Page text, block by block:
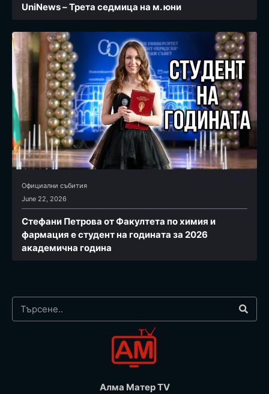
UniNews – Трета седмица на м. юни
Официални събития
June 22, 2026
Стефани Петрова от Факултета по химия и
фармация e студент на годината за 2026
академична година
Алма Матер TV